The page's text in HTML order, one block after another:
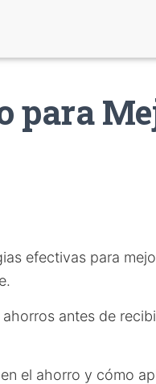
para
efectivas para
antes de
el ahorro y cómo